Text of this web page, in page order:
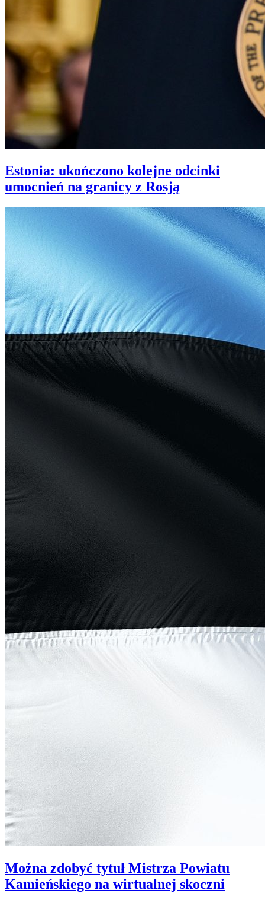
Estonia: ukończono kolejne odcinki
umocnień na granicy z Rosją
Można zdobyć tytuł Mistrza Powiatu
Kamieńskiego na wirtualnej skoczni